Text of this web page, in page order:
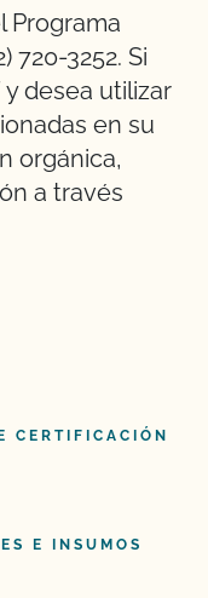
Programa
720-3252. Si
desea utilizar
en su
orgánica,
a través
CERTIFICACIÓN
E INSUMOS